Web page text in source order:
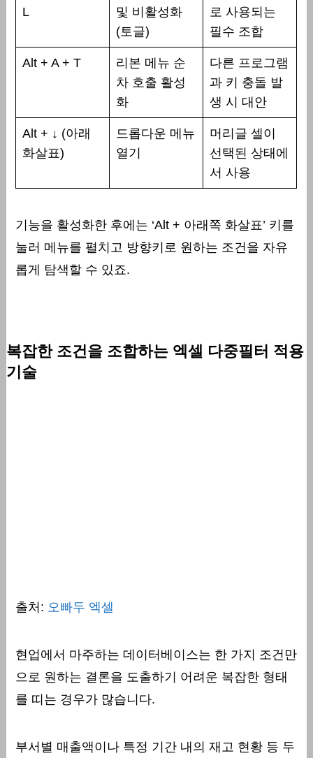
L
및 비활성화
(토글)
로 사용되는
필수 조합
Alt + A + T
리본 메뉴 순
차 호출 활성
화
다른 프로그램
과 키 충돌 발
생 시 대안
Alt + ↓ (아래
화살표)
드롭다운 메뉴
열기
머리글 셀이
선택된 상태에
서 사용
기능을 활성화한 후에는 ‘Alt + 아래쪽 화살표’ 키를
눌러 메뉴를 펼치고 방향키로 원하는 조건을 자유
롭게 탐색할 수 있죠.
복잡한 조건을 조합하는 엑셀 다중필터 적용
기술
출처: 오빠두 엑셀
현업에서 마주하는 데이터베이스는 한 가지 조건만
으로 원하는 결론을 도출하기 어려운 복잡한 형태
를 띠는 경우가 많습니다.
부서별 매출액이나 특정 기간 내의 재고 현황 등 두